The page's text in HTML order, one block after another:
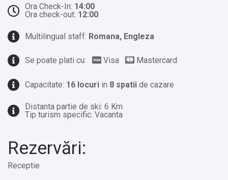
Ora Check-In: 14:00
Ora check-out: 12:00
Multilingual staff: Romana, Engleza
Se poate plati cu: Visa Mastercard
Capacitate: 16 locuri in 8 spatii de cazare
Distanta partie de ski: 6 Km
Tip turism specific: Vacanta
Rezervări:
Receptie